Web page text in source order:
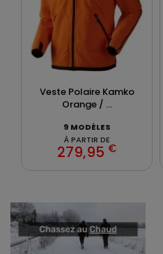
Veste Polaire Kamko
Orange / ...
9 MODÈLES
À PARTIR DE
279,95 €